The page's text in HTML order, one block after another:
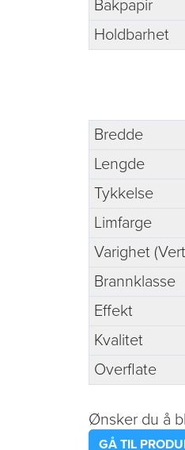
Bakpapir
Holdbarhet
Bredde
Lengde
Tykkelse
Limfarge
Varighet
Brannklasse
Effekt
Kvalitet
Overflate
Ønsker du å
GÅ TIL